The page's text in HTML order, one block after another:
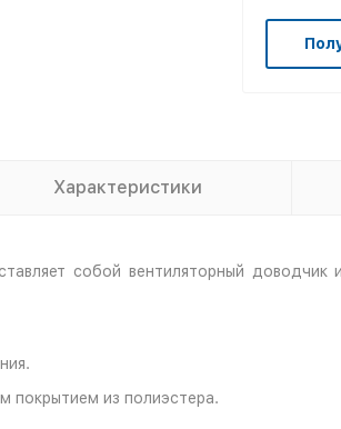
Характеристики
собой вентиляторный доводчик
покрытием из полиэстера.